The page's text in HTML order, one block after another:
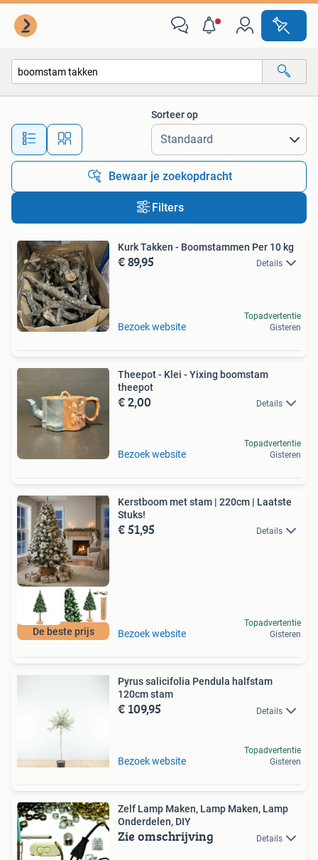
Alle afstanden…
Sorteer op
Bewaar je zoekopdracht
Filters
Kurk Takken - Boomstammen Per 10 kg
€ 89,95 Details
Bezoek website
Topadvertentie
Gisteren
Theepot - Klei - Yixing boomstam
theepot
€ 2,00 Details
Bezoek website
Topadvertentie
Gisteren
De beste prijs
Kerstboom met stam | 220cm | Laatste
Stuks!
€ 51,95 Details
Bezoek website
Topadvertentie
Gisteren
Pyrus salicifolia Pendula halfstam
120cm stam
€ 109,95 Details
Bezoek website
Topadvertentie
Gisteren
Zelf Lamp Maken, Lamp Maken, Lamp
Onderdelen, DIY
Zie omschrijving Details